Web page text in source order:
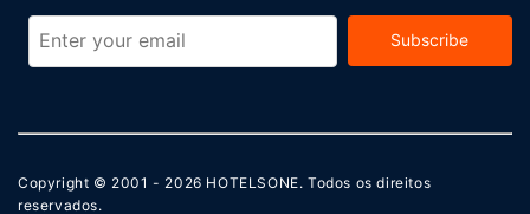
Subscribe
Copyright © 2001 - 2026 HOTELSONE. Todos os direitos
reservados.